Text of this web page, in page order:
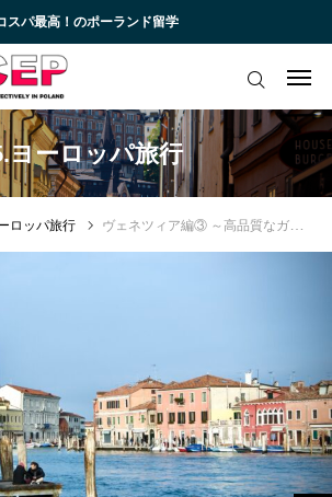
スパ最高！のポーランド留学
ヨーロッパ旅行
ロッパ旅行 ヴェネツィア編③ ～高品質なガラス工芸の謎～
ーニング
ツと受講生向けサイト